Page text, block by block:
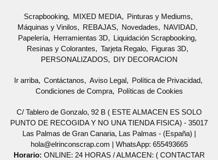
Scrapbooking MIXED MEDIA
Pinturas y Mediums
Máquinas y Vinilos
REBAJAS Novedades
NAVIDAD
Papelería
Herramientas 3D
Liquidación Scrapbooking
Resinas y Colorantes
Tarjeta Regalo
Figuras 3D
PERSONALIZADOS
DIY DECORACION
Ir arriba Contáctanos Aviso Legal
Política de Privacidad
Condiciones de Compra
Políticas de Cookies
C/ Tablero de Gonzalo, 92 B ( ESTE ALMACEN ES SOLO
PUNTO DE RECOGIDA Y NO UNA TIENDA FISICA) - 35017
Las Palmas de Gran Canaria, Las Palmas - (España) |
hola@elrinconscrap.com | WhatsApp: 655493665
Horario: ONLINE: 24 HORAS / ALMACEN: ( CONTACTAR